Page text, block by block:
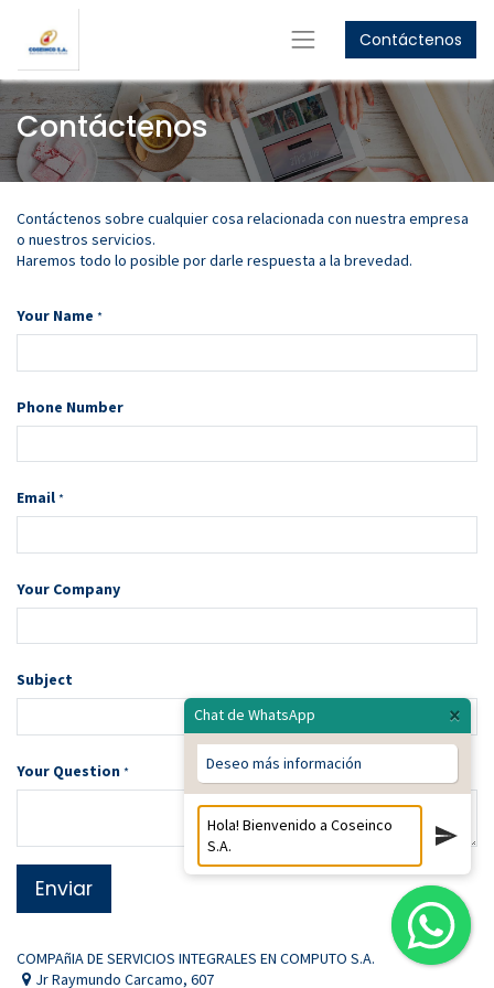
Contáctenos
Contáctenos
Contáctenos sobre cualquier cosa relacionada con nuestra empresa
o nuestros servicios.
Haremos todo lo posible por darle respuesta a la brevedad.
Your Name *
Phone Number
Email *
Your Company
Subject
Your Question *
Enviar
COMPAñIA DE SERVICIOS INTEGRALES EN COMPUTO S.A.
Jr Raymundo Carcamo, 607
GET
Women's Collection
Shop Now
GET15%OFF
Men's Collection
Chat de WhatsApp ×
Deseo más información